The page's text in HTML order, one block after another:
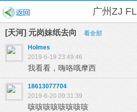
广州ZJ FL
[天河] 元岗妹纸去向 看全部
Holmes
2019-6-19 23:49:46
我看看，嗨咯哦摩西
18613077704
2019-6-20 09:31:39
咳咳咳咳咳咳咳咳